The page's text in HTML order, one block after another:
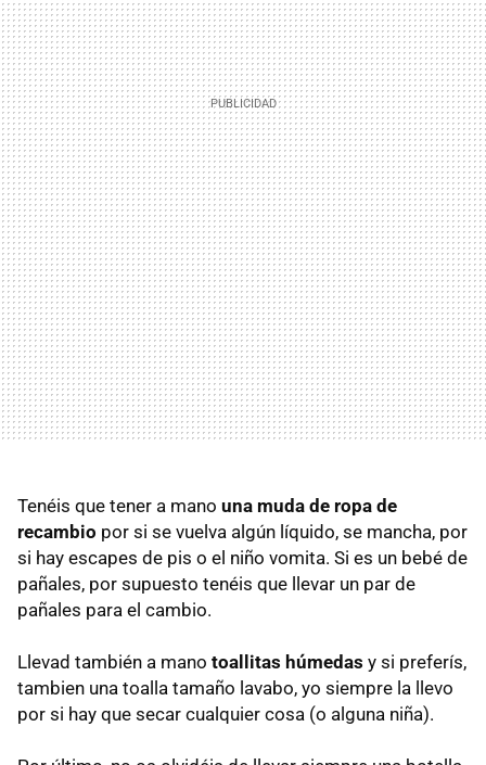
Tenéis que tener a mano una muda de ropa de
recambio por si se vuelva algún líquido, se mancha, por
si hay escapes de pis o el niño vomita. Si es un bebé de
pañales, por supuesto tenéis que llevar un par de
pañales para el cambio.
Llevad también a mano toallitas húmedas y si preferís,
tambien una toalla tamaño lavabo, yo siempre la llevo
por si hay que secar cualquier cosa (o alguna niña).